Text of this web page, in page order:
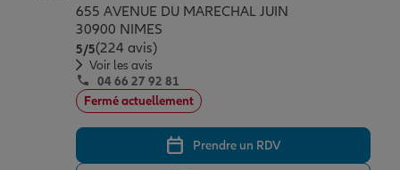
655 AVENUE DU MARECHAL JUIN
30900 NIMES
5/5Note de 5 sur 5
(224 avis)
Voir les avis
04 66 27 92 81
Fermé actuellement
Prendre un RDV